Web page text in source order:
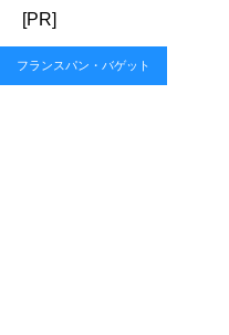
[PR]
フランスパン・バゲット